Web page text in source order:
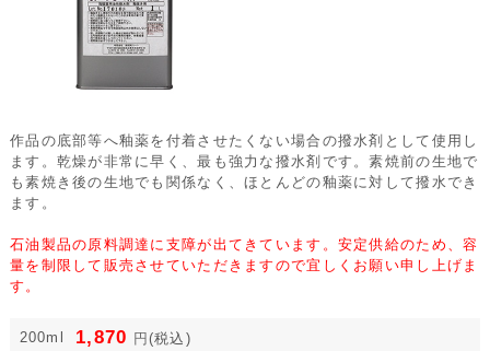
作品の底部等へ釉薬を付着させたくない場合の撥水剤として使用し
ます。乾燥が非常に早く、最も強力な撥水剤です。素焼前の生地で
も素焼き後の生地でも関係なく、ほとんどの釉薬に対して撥水でき
ます。
石油製品の原料調達に支障が出てきています。安定供給のため、容
量を制限して販売させていただきますので宜しくお願い申し上げま
す。
200ml 1,870 円 (税込)